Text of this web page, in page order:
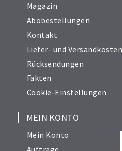
Magazin
Abobestellungen
Kontakt
Liefer- und Versandkosten
Rücksendungen
Fakten
Cookie-Einstellungen
MEIN KONTO
Mein Konto
Aufträge